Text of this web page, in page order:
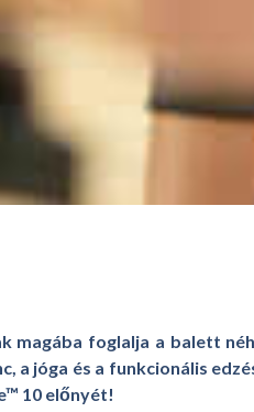
magába foglalja a balett
jóga és a funkcionális
10 előnyét!